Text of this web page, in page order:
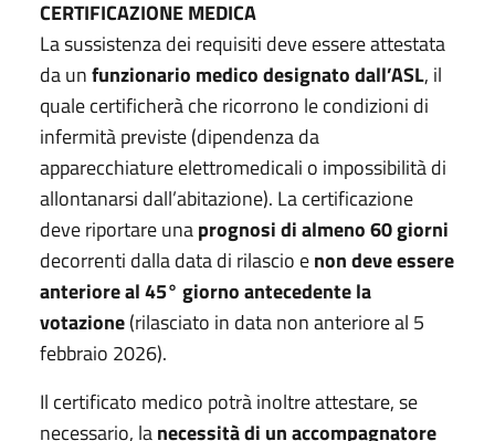
CERTIFICAZIONE MEDICA
La sussistenza dei requisiti deve essere attestata
da unfunzionario medico designato dall’ASL, il
quale certificherà che ricorrono le condizioni di
infermità previste (dipendenza da
apparecchiature elettromedicali o impossibilità di
allontanarsi dall’abitazione). La certificazione
deve riportare unaprognosi di almeno 60 giorni
decorrenti dalla data di rilascio enon deve essere
anteriore al 45° giorno antecedente la
votazione(rilasciato in data non anteriore al 5
febbraio 2026).
Il certificato medico potrà inoltre attestare, se
necessario, lanecessità di un accompagnatore